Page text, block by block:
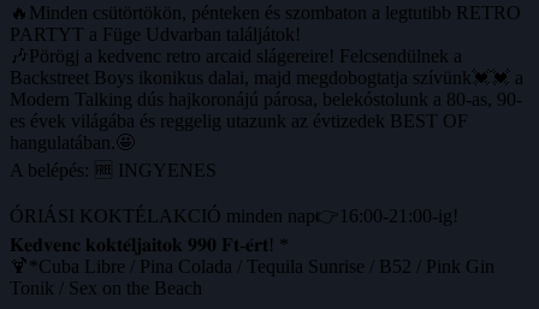
🔥Minden csütörtökön, pénteken és szombaton a legtutibb RETRO
PARTYT a Füge Udvarban találjátok!
🎶Pörögj a kedvenc retro arcaid slágereire! Felcsendülnek a
Backstreet Boys ikonikus dalai, majd megdobogtatja szívünk💓💓 a
Modern Talking dús hajkoronájú párosa, belekóstolunk a 80-as, 90-
es évek világába és reggelig utazunk az évtizedek BEST OF
hangulatában.🤩
A belépés: 🆓 INGYENES
ÓRIÁSI KOKTÉLAKCIÓ minden nap👉16:00-21:00-ig!
𝐊𝐞𝐝𝐯𝐞𝐧𝐜 𝐤𝐨𝐤𝐭𝐞́𝐥𝐣𝐚𝐢𝐭𝐨𝐤 𝟗𝟗𝟎 𝐅𝐭-𝐞́𝐫𝐭! *
🍹*Cuba Libre / Pina Colada / Tequila Sunrise / B52 / Pink Gin
Tonik / Sex on the Beach